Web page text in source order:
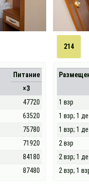
Питание
×3
47720
63520
75780
71920
84180
87480
214
1 взр
1 взр; 1
1 взр; 1
2 взр
2 взр; 1
2 взр; 1